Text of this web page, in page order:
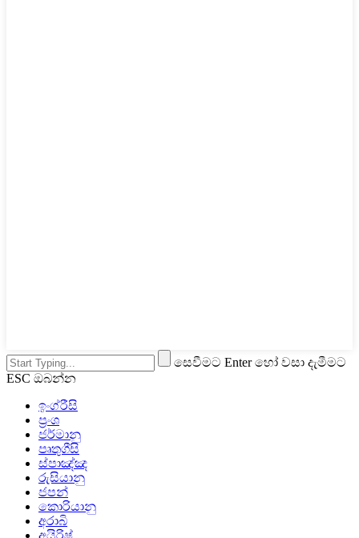
සෙවීමට Enter හෝ වසා දැමීමට
ESC ඔබන්න
ඉංග්රීසි
ප්‍රංශ
ජර්මානු
පෘතුගීසි
ස්පාඤ්ඤ
රුසියානු
ජපන්
කොරියානු
අරාබි
අයිරිෂ්